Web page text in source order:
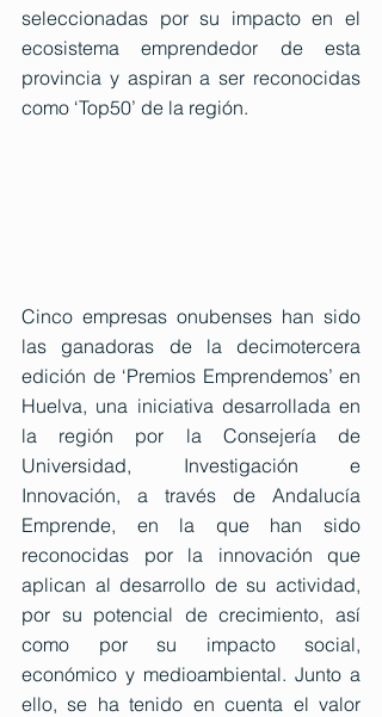
seleccionadas por su impacto en el
ecosistema emprendedor de esta
provincia y aspiran a ser reconocidas
como ‘Top50’ de la región.
Cinco empresas onubenses han sido
las ganadoras de la decimotercera
edición de ‘Premios Emprendemos’ en
Huelva, una iniciativa desarrollada en
la región por la Consejería de
Universidad, Investigación e
Innovación, a través de Andalucía
Emprende, en la que han sido
reconocidas por la innovación que
aplican al desarrollo de su actividad,
por su potencial de crecimiento, así
como por su impacto social,
económico y medioambiental. Junto a
ello, se ha tenido en cuenta el valor